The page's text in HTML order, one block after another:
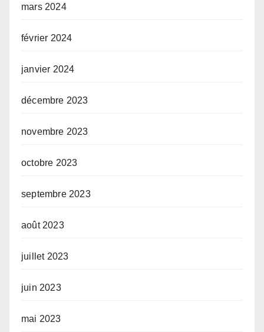
mars 2024
février 2024
janvier 2024
décembre 2023
novembre 2023
octobre 2023
septembre 2023
août 2023
juillet 2023
juin 2023
mai 2023